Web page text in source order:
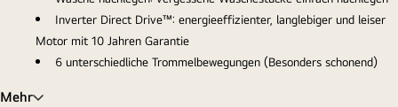
Inverter Direct Drive™: energieeffizienter, langlebiger und leiser
Motor mit 10 Jahren Garantie
6 unterschiedliche Trommelbewegungen (Besonders schonend)
Mehr